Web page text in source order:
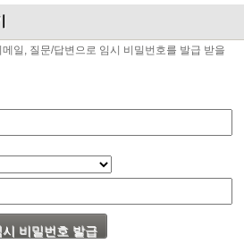
일, 질문/답변으로 임시 비밀번호를 발급 받을